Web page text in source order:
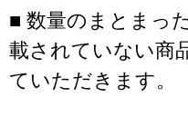
■ 数量のまとまっ
載されていない商
ていただきます。